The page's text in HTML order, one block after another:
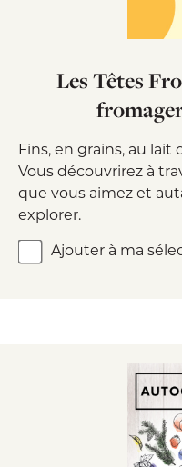
Les Têtes
Fins, en grains, au lait
Vous découvrirez à
que vous aimez et
explorer.
Ajouter à ma